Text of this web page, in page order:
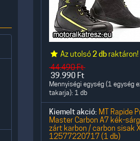
Az utolsó2 db raktáron!
44.490Ft
39.990 Ft
Mennyiségi egység (1 egység
takarja): 1 db
Kiemelt akció: MT Rapide
Master Carbon A7 kék-
zárt karbon / carbon sisak
12577220717 (1 db)